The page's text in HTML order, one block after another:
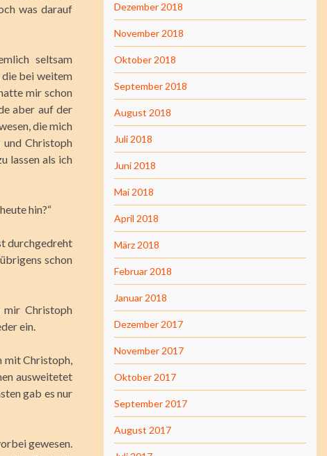
was darauf
seltsam
die bei weitem
mir schon
aber auf der
die mich
und Christoph
lassen als ich
hin?“
durchgedreht
schon
mir Christoph
ein.
mit Christoph,
ausweitetet
gab es nur
gewesen.
Dezember 2018
November 2018
Oktober 2018
September 2018
August 2018
Juli 2018
Juni 2018
Mai 2018
April 2018
März 2018
Februar 2018
Januar 2018
Dezember 2017
November 2017
Oktober 2017
September 2017
August 2017